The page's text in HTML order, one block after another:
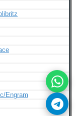
Engram